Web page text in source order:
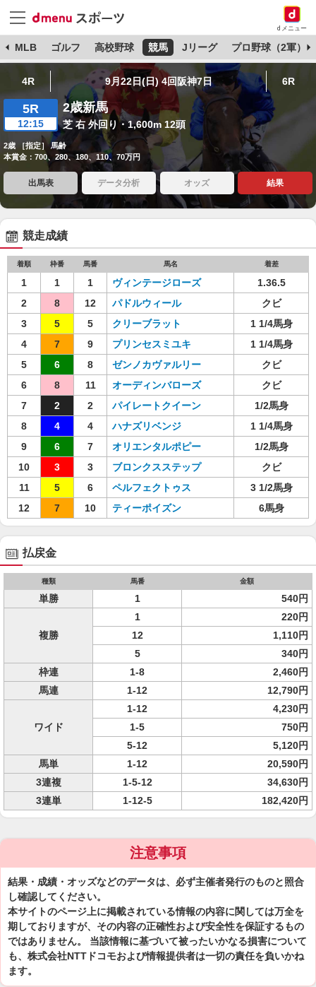
dメニュー
MLB ゴルフ 高校野球 競馬 Jリーグ プロ野球（2軍）
4R 9月22日(日) 4回阪神7日 6R
5R
12:15
2歳新馬
芝 右 外回り・1,600m 12頭
2歳 ［指定］ 馬齢
本賞金：700、280、180、110、70万円
出馬表 データ分析 オッズ 結果
競走成績
着順 枠番 馬番 馬名 着差
1 1 1 ヴィンテージローズ
1.36.5
2
8 12 パドルウィール
クビ
3
5 5 クリーブラット
1 1/4馬身
4
7 9 プリンセスミユキ
1 1/4馬身
5
6 8 ゼンノカヴァルリー
クビ
6
8 11 オーディンバローズ
クビ
7
2 2 パイレートクイーン
1/2馬身
8
4 4 ハナズリベンジ
1 1/4馬身
9
6 7 オリエンタルポピー
1/2馬身
10
3 3 ブロンクスステップ
クビ
11
5 6 ペルフェクトゥス
3 1/2馬身
12
7 10 ティーポイズン 6馬身
払戻金
種類 馬番 金額
単勝 1 540円
複勝
1
220円
12
1,110円
5
340円
枠連
1-8
2,460円
馬連
1-12 12,790円
ワイド
1-12
4,230円
1-5
750円
5-12
5,120円
馬単
1-12
20,590円
3連複
1-5-12
34,630円
3連単
1-12-5 182,420円
注意事項
結果・成績・オッズなどのデータは、必ず主催者発行のものと照合
し確認してください。
本サイトのページ上に掲載されている情報の内容に関しては万全を
期しておりますが、その内容の正確性および安全性を保証するもの
ではありません。 当該情報に基づいて被ったいかなる損害について
も、株式会社NTTドコモおよび情報提供者は一切の責任を負いかね
ます。